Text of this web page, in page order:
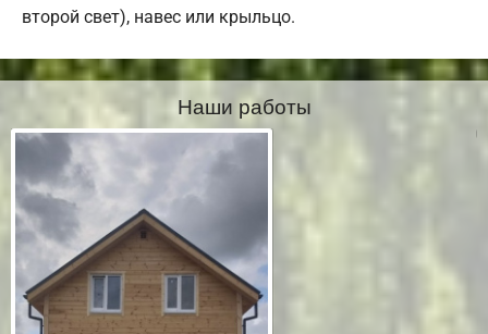
второй свет), навес или крыльцо.
Наши работы